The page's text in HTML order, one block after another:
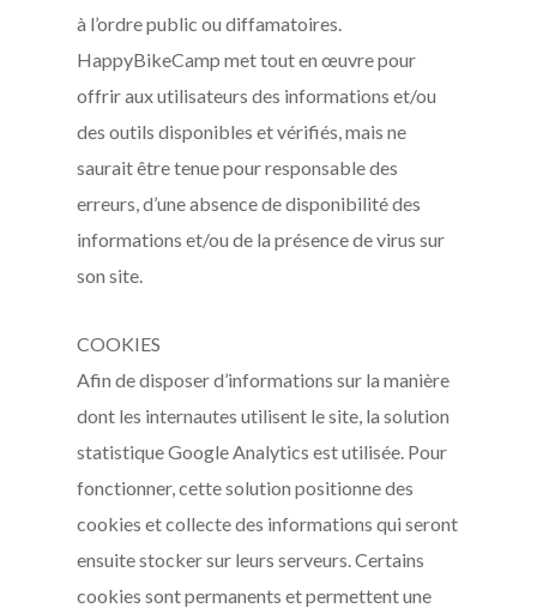
à l’ordre public ou diffamatoires.
HappyBikeCamp met tout en œuvre pour
offrir aux utilisateurs des informations et/ou
des outils disponibles et vérifiés, mais ne
saurait être tenue pour responsable des
erreurs, d’une absence de disponibilité des
informations et/ou de la présence de virus sur
son site.
COOKIES
Afin de disposer d’informations sur la manière
dont les internautes utilisent le site, la solution
statistique Google Analytics est utilisée. Pour
fonctionner, cette solution positionne des
cookies et collecte des informations qui seront
ensuite stocker sur leurs serveurs. Certains
cookies sont permanents et permettent une